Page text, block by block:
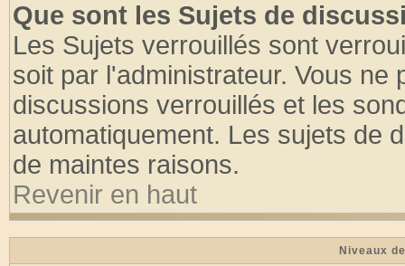
Que sont les Sujets de
Les Sujets verrouillés sont
soit par l'administrateur. Vous
discussions verrouillés et les
automatiquement. Les sujets de
de maintes raisons.
Revenir en haut
Niveaux